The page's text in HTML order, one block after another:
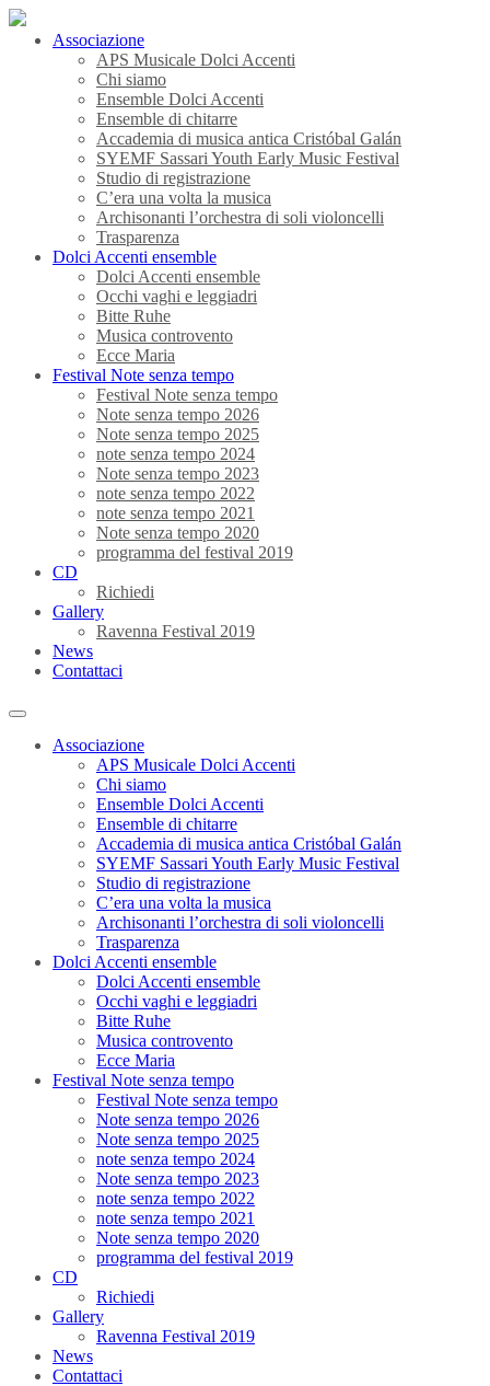
Associazione
APS Musicale Dolci Accenti
Chi siamo
Ensemble Dolci Accenti
Ensemble di chitarre
Accademia di musica antica Cristóbal Galán
SYEMF Sassari Youth Early Music Festival
Studio di registrazione
C’era una volta la musica
Archisonanti l’orchestra di soli violoncelli
Trasparenza
Dolci Accenti ensemble
Dolci Accenti ensemble
Occhi vaghi e leggiadri
Bitte Ruhe
Musica controvento
Ecce Maria
Festival Note senza tempo
Festival Note senza tempo
Note senza tempo 2026
Note senza tempo 2025
note senza tempo 2024
Note senza tempo 2023
note senza tempo 2022
note senza tempo 2021
Note senza tempo 2020
programma del festival 2019
CD
Richiedi
Gallery
Ravenna Festival 2019
News
Contattaci
Associazione
APS Musicale Dolci Accenti
Chi siamo
Ensemble Dolci Accenti
Ensemble di chitarre
Accademia di musica antica Cristóbal Galán
SYEMF Sassari Youth Early Music Festival
Studio di registrazione
C’era una volta la musica
Archisonanti l’orchestra di soli violoncelli
Trasparenza
Dolci Accenti ensemble
Dolci Accenti ensemble
Occhi vaghi e leggiadri
Bitte Ruhe
Musica controvento
Ecce Maria
Festival Note senza tempo
Festival Note senza tempo
Note senza tempo 2026
Note senza tempo 2025
note senza tempo 2024
Note senza tempo 2023
note senza tempo 2022
note senza tempo 2021
Note senza tempo 2020
programma del festival 2019
CD
Richiedi
Gallery
Ravenna Festival 2019
News
Contattaci